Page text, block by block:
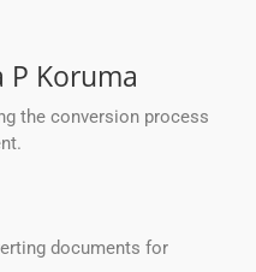
Koruma
the conversion process
documents for